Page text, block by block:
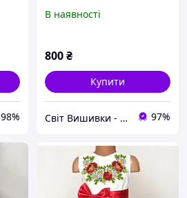
98%
В наявності
800₴
Купити
Світ Вишивки - Магазин товарів для рукоділля 97%